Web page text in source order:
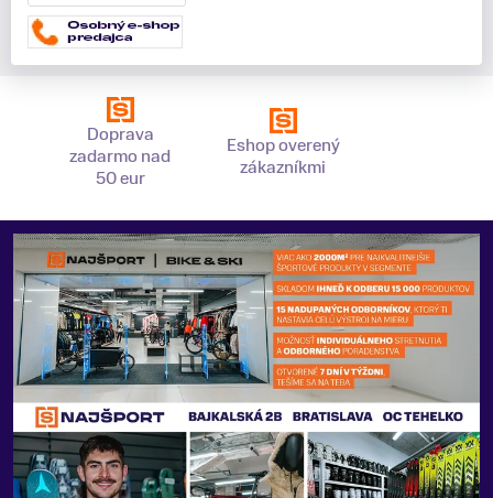
Doprava
zadarmo nad
50 eur
Eshop overený
zákazníkmi